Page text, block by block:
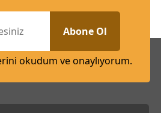
Abone Ol
okudum ve onaylıyorum.